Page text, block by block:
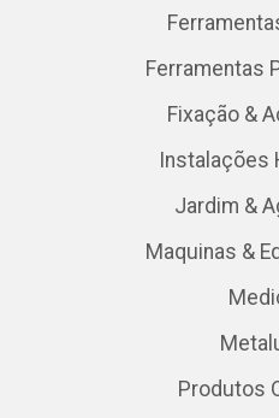
Ferramentas
Fixação &
Instalações
Jardim &
Maquinas &
Produtos